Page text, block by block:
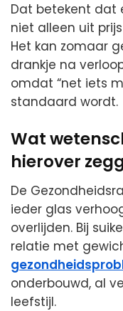
Dat betekent dat
niet alleen uit
Het kan zomaar
drankje na
omdat “net iets
standaard wordt.
Wat
hierover
De
ieder glas
overlijden. Bij
relatie met
onderbouwd, al
leefstijl.